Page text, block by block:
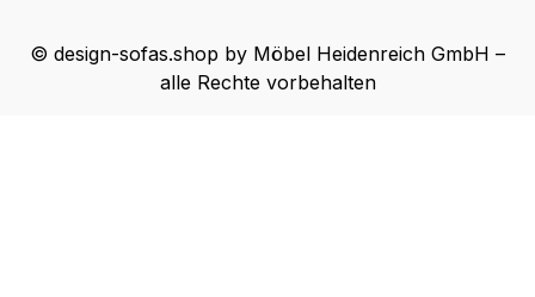
© design-sofas.shop by Möbel Heidenreich GmbH –
alle Rechte vorbehalten